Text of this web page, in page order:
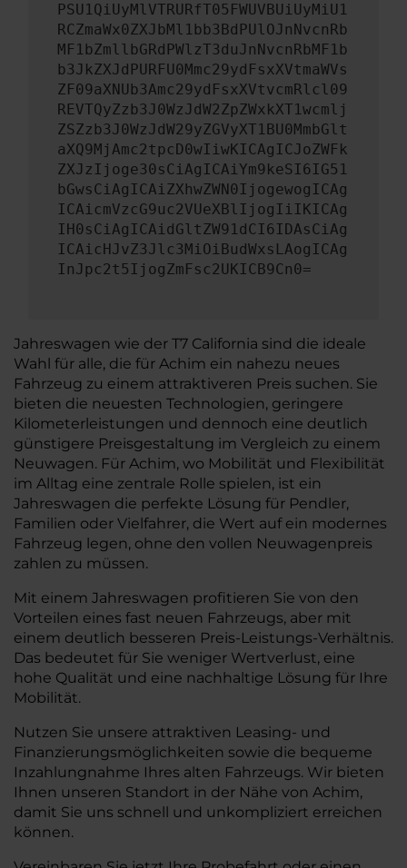
PSU1QiUyMlVTRURfT05FWUVBUiUyMiU1
RCZmaWx0ZXJbMl1bb3BdPUlOJnNvcnRb
MF1bZmllbGRdPWlzT3duJnNvcnRbMF1b
b3JkZXJdPURFU0Mmc29ydFsxXVtmaWVs
ZF09aXNUb3Amc29ydFsxXVtvcmRlcl09
REVTQyZzb3J0WzJdW2ZpZWxkXT1wcmlj
ZSZzb3J0WzJdW29yZGVyXT1BU0MmbGlt
aXQ9MjAmc2tpcD0wIiwKICAgICJoZWFk
ZXJzIjoge30sCiAgICAiYm9keSI6IG51
bGwsCiAgICAiZXhwZWN0IjogewogICAg
ICAicmVzcG9uc2VUeXBlIjogIiIKICAg
IH0sCiAgICAidGltZW91dCI6IDAsCiAg
ICAicHJvZ3Jlc3MiOiBudWxsLAogICAg
InJpc2t5IjogZmFsc2UKICB9Cn0=
Jahreswagen wie der T7 California sind die ideale
Wahl für alle, die für Achim ein nahezu neues
Fahrzeug zu einem attraktiveren Preis suchen. Sie
bieten die neuesten Technologien, geringere
Kilometerleistungen und dennoch eine deutlich
günstigere Preisgestaltung im Vergleich zu einem
Neuwagen. Für Achim, wo Mobilität und Flexibilität
im Alltag eine zentrale Rolle spielen, ist ein
Jahreswagen die perfekte Lösung für Pendler,
Familien oder Vielfahrer, die Wert auf ein modernes
Fahrzeug legen, ohne den vollen Neuwagenpreis
zahlen zu müssen.
Mit einem Jahreswagen profitieren Sie von den
Vorteilen eines fast neuen Fahrzeugs, aber mit
einem deutlich besseren Preis-Leistungs-Verhältnis.
Das bedeutet für Sie weniger Wertverlust, eine
hohe Qualität und eine nachhaltige Lösung für Ihre
Mobilität.
Nutzen Sie unsere attraktiven Leasing- und
Finanzierungsmöglichkeiten sowie die bequeme
Inzahlungnahme Ihres alten Fahrzeugs. Wir bieten
Ihnen unseren Standort in der Nähe von Achim,
damit Sie uns schnell und unkompliziert erreichen
können.